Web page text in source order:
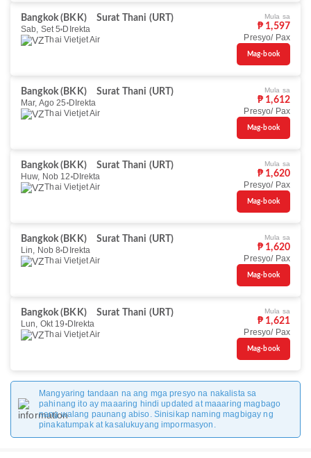
Bangkok (BKK)
Surat Thani (URT)
Sab, Set 5 DIrekta
Thai Vietjet Air
Mula sa
₱ 1,597
Presyo/ Pax
Mag-book
Bangkok (BKK)
Surat Thani (URT)
Mar, Ago 25 DIrekta
Thai Vietjet Air
Mula sa
₱ 1,612
Presyo/ Pax
Mag-book
Bangkok (BKK)
Surat Thani (URT)
Huw, Nob 12 DIrekta
Thai Vietjet Air
Mula sa
₱ 1,620
Presyo/ Pax
Mag-book
Bangkok (BKK)
Surat Thani (URT)
Lin, Nob 8 DIrekta
Thai Vietjet Air
Mula sa
₱ 1,620
Presyo/ Pax
Mag-book
Bangkok (BKK)
Surat Thani (URT)
Lun, Okt 19 DIrekta
Thai Vietjet Air
Mula sa
₱ 1,621
Presyo/ Pax
Mag-book
Mangyaring tandaan na ang mga presyo na nakalista sa
pahinang ito ay maaaring hindi updated at maaaring magbago
nang walang paunang abiso. Sinisikap naming magbigay ng
pinakatumpak at kasalukuyang impormasyon.